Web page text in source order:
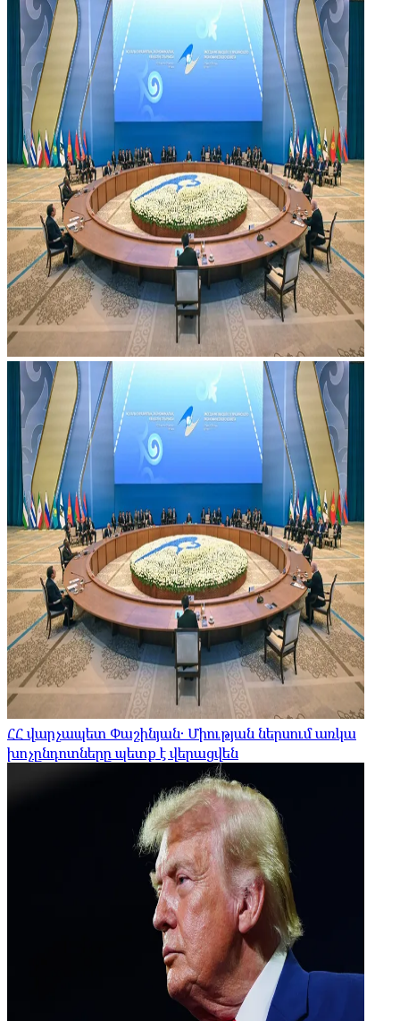
ՀՀ վարչապետ Փաշինյան․ Միության ներսում առկա
խոչընդոտները պետք է վերացվեն